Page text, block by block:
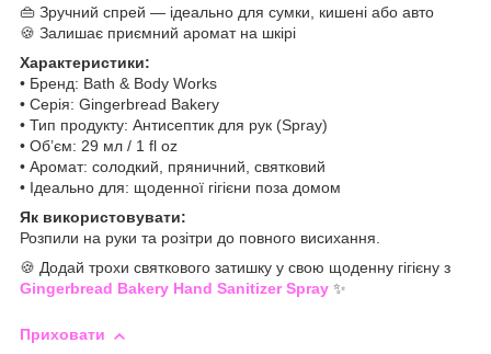
👜 Зручний спрей — ідеально для сумки, кишені або авто
🍪 Залишає приємний аромат на шкірі
Характеристики:
• Бренд: Bath & Body Works
• Серія: Gingerbread Bakery
• Тип продукту: Антисептик для рук (Spray)
• Об’єм: 29 мл / 1 fl oz
• Аромат: солодкий, пряничний, святковий
• Ідеально для: щоденної гігієни поза домом
Як використовувати:
Розпили на руки та розітри до повного висихання.
🍪 Додай трохи святкового затишку у свою щоденну гігієну з
Gingerbread Bakery Hand Sanitizer Spray ✨
Приховати